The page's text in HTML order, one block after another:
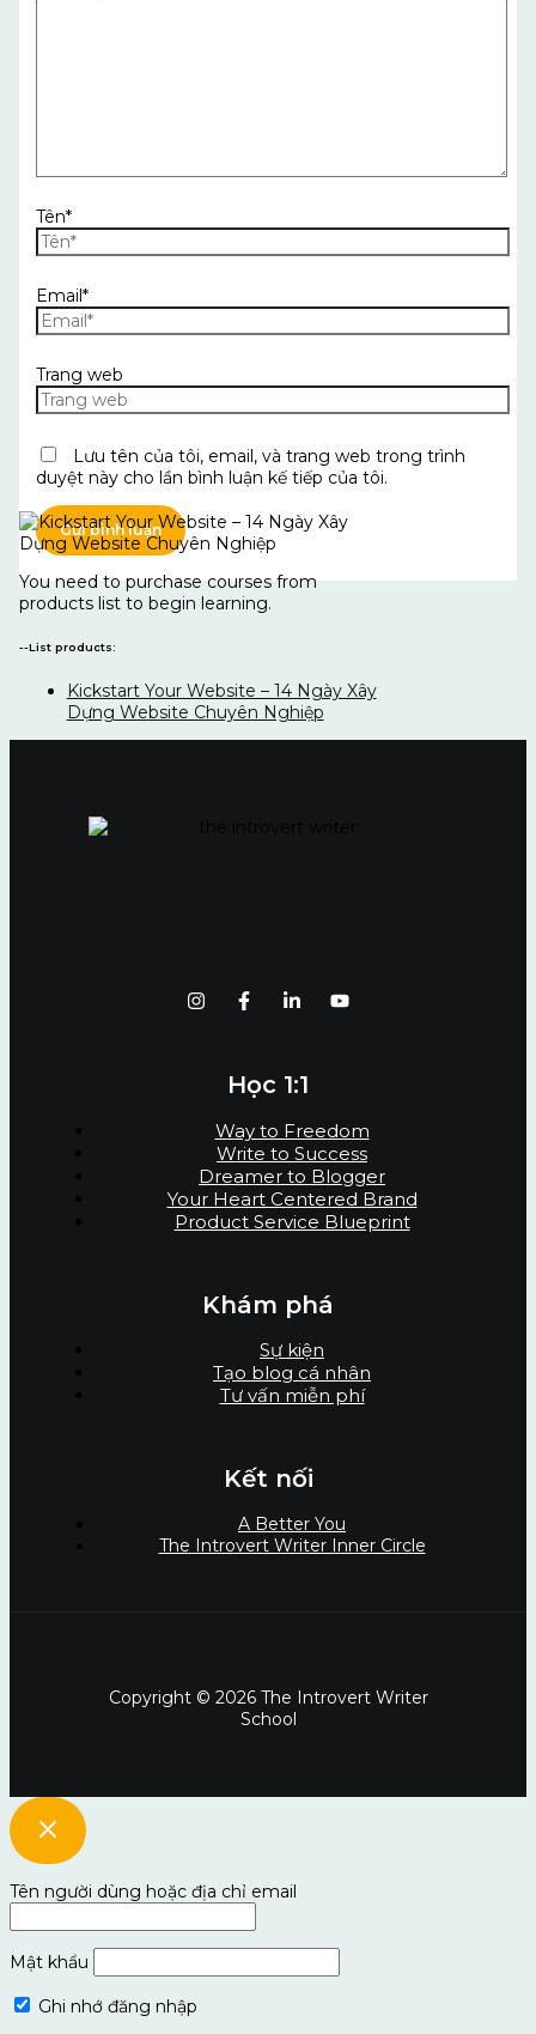
Tên*
Email*
Trang web
Lưu tên của tôi, email, và trang web trong trình
duyệt này cho lần bình luận kế tiếp của tôi.
You need to purchase courses from
products list to begin learning.
--List products:
Kickstart Your Website – 14 Ngày Xây
Dựng Website Chuyên Nghiệp
Học 1:1
Way to Freedom
Write to Success
Dreamer to Blogger
Your Heart Centered Brand
Product Service Blueprint
Khám phá
Sự kiện
Tạo blog cá nhân
Tư vấn miễn phí
Kết nối
A Better You
The Introvert Writer Inner Circle
Copyright © 2026 The Introvert Writer
School
Tên người dùng hoặc địa chỉ email
Mật khẩu
Ghi nhớ đăng nhập